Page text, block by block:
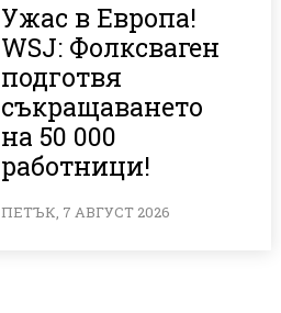
Ужас в Европа!
WSJ: Фолксваген
подготвя
съкращаването
на 50 000
работници!
ПЕТЪК, 7 АВГУСТ 2026